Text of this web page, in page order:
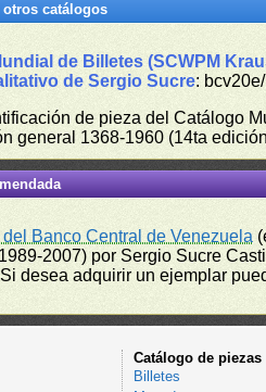
otros catálogos
de Billetes (SCWPM
de Sergio Sucre:
de pieza del Catálogo
general 1368-1960 (14ta
Banco Central de Venezuela
2007) por Sergio Sucre
desea adquirir un ejemplar
Catálogo de piezas
Billetes